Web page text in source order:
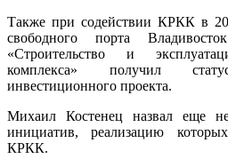
Также при содействии КРКК в
свободного порта
«Строительство и
комплекса» получил
инвестиционного проекта.
Михаил Костенец назвал еще
инициатив, реализацию
КРКК.